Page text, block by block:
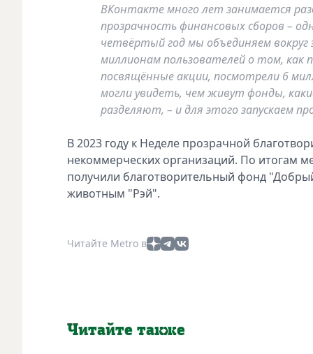
ВКонтакте много лет занимается
прозрачность финансовых сборов –
четвёртый год мы объединяем вокруг
миллионам пользователей о том, как
посвящённые акции, посмотрели 6
могли увидеть, чем живут фонды,
разделяют, – и для этого запускаем
В 2023 году к Неделе прозрачной
некоммерческих организаций. По итогам
получили благотворительный фонд
животным "Рэй".
Читайте Metro в
Читайте также